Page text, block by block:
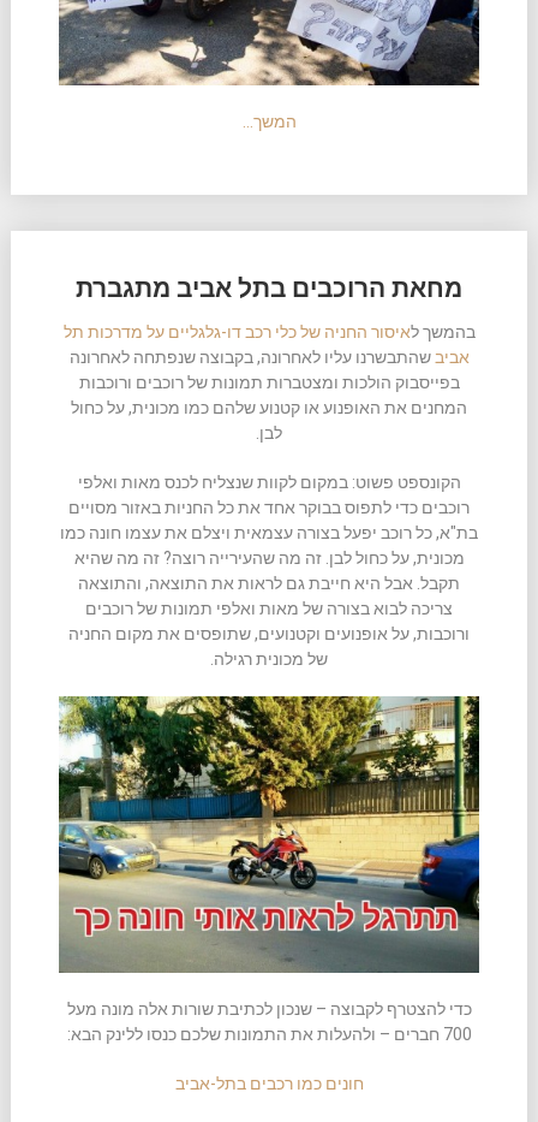
המשך…
מחאת הרוכבים בתל אביב מתגברת
בהמשך לאיסור החניה של כלי רכב דו-גלגליים על מדרכות תל
אביב שהתבשרנו עליו לאחרונה, בקבוצה שנפתחה לאחרונה
בפייסבוק הולכות ומצטברות תמונות של רוכבים ורוכבות
המחנים את האופנוע או קטנוע שלהם כמו מכונית, על כחול
לבן.
הקונספט פשוט: במקום לקוות שנצליח לכנס מאות ואלפי
רוכבים כדי לתפוס בבוקר אחד את כל החניות באזור מסויים
בת"א, כל רוכב יפעל בצורה עצמאית ויצלם את עצמו חונה כמו
מכונית, על כחול לבן. זה מה שהעירייה רוצה? זה מה שהיא
תקבל. אבל היא חייבת גם לראות את התוצאה, והתוצאה
צריכה לבוא בצורה של מאות ואלפי תמונות של רוכבים
ורוכבות, על אופנועים וקטנועים, שתופסים את מקום החניה
של מכונית רגילה.
כדי להצטרף לקבוצה – שנכון לכתיבת שורות אלה מונה מעל
700 חברים – ולהעלות את התמונות שלכם כנסו ללינק הבא:
חונים כמו רכבים בתל-אביב